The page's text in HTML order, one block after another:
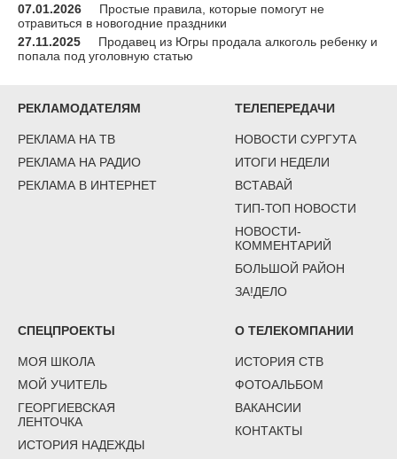
07.01.2026
Простые правила, которые помогут не
отравиться в новогодние праздники
27.11.2025
Продавец из Югры продала алкоголь ребенку и
попала под уголовную статью
РЕКЛАМОДАТЕЛЯМ
РЕКЛАМА НА ТВ
РЕКЛАМА НА РАДИО
РЕКЛАМА В ИНТЕРНЕТ
ТЕЛЕПЕРЕДАЧИ
НОВОСТИ СУРГУТА
ИТОГИ НЕДЕЛИ
ВСТАВАЙ
ТИП-ТОП НОВОСТИ
НОВОСТИ-
КОММЕНТАРИЙ
БОЛЬШОЙ РАЙОН
ЗА!ДЕЛО
СПЕЦПРОЕКТЫ
МОЯ ШКОЛА
МОЙ УЧИТЕЛЬ
ГЕОРГИЕВСКАЯ
ЛЕНТОЧКА
ИСТОРИЯ НАДЕЖДЫ
О ТЕЛЕКОМПАНИИ
ИСТОРИЯ СТВ
ФОТОАЛЬБОМ
ВАКАНСИИ
КОНТАКТЫ